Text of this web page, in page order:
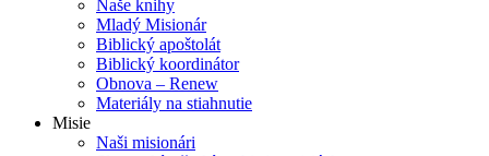
Naše knihy
Mladý Misionár
Biblický apoštolát
Biblický koordinátor
Obnova – Renew
Materiály na stiahnutie
Misie
Naši misionári